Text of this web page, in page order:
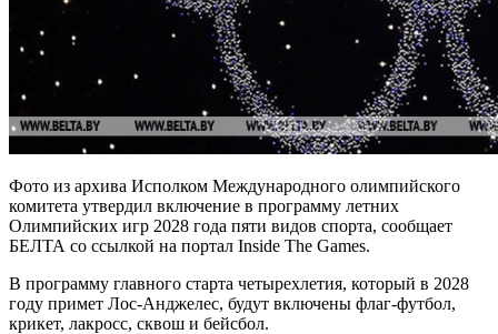
Фото из архива Исполком Международного олимпийского
комитета утвердил включение в программу летних
Олимпийских игр 2028 года пяти видов спорта, сообщает
БЕЛТА со ссылкой на портал Inside The Games.
В программу главного старта четырехлетия, который в 2028
году примет Лос-Анджелес, будут включены флаг-футбол,
крикет, лакросс, сквош и бейсбол.